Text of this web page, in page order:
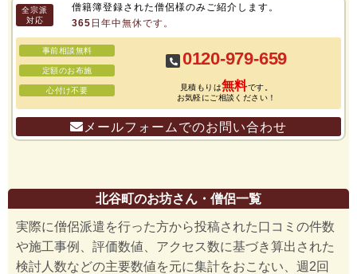
全宗派
対応
僧籍簿登録された僧侶様のみご紹介します。
365日年中無休です。
事前相談無料
定額のお布施
心付け不要
0120-979-659
見積もりは無料です。
お気軽にご相談ください！
メールフォームでのお問い合わせ
北谷町のお坊さん・僧侶一覧
実際に僧侶派遣を行った方から投稿された口コミの件数
や施工事例、評価数値、アクセス数に基づき算出された
検討人数などの主要数値を元に集計をおこない、週2回